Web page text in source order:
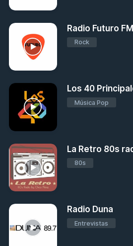
Radio Futuro FM
Rock
Los 40
Música Pop
La Retro 80s
80s
Radio Duna
Entrevistas